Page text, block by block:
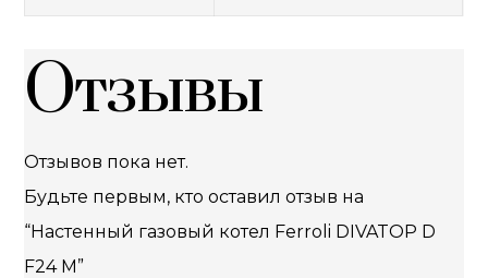
Отзывы
Отзывов пока нет.
Будьте первым, кто оставил отзыв на
“Настенный газовый котел Ferroli DIVATOP D
F24 M”